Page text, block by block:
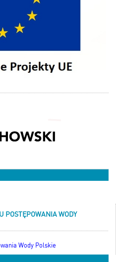
POSTĘPOWANIA WODY
Wody Polskie